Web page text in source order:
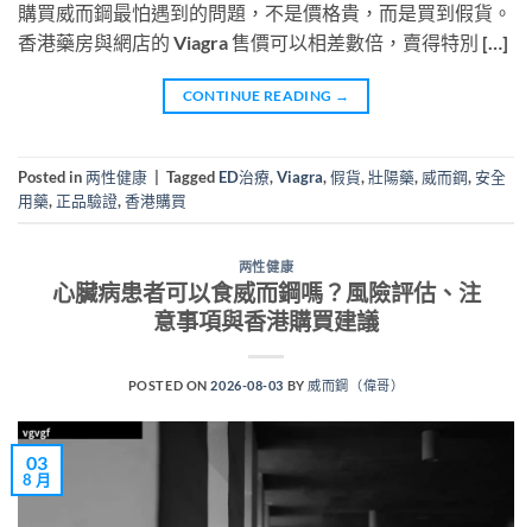
購買威而鋼最怕遇到的問題，不是價格貴，而是買到假貨。
香港藥房與網店的 Viagra 售價可以相差數倍，賣得特別 […]
CONTINUE READING →
Posted in两性健康 Tagged ED治療,Viagra,假貨,壯陽藥, 威而鋼,安全
用藥, 正品驗證,香港購買
两性健康
心臟病患者可以食威而鋼嗎？風險評估、注
意事項與香港購買建議
POSTED ON2026-08-03 BY 威而鋼（偉哥）
03
8 月